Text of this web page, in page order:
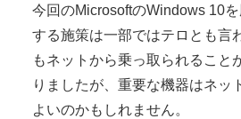
今回のMicrosoftのWindows 10
する施策は一部ではテロとも言
もネットから乗っ取られること
りましたが、重要な機器はネッ
よいのかもしれません。